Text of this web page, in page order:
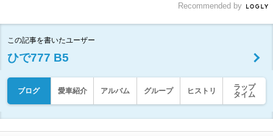
Recommended by
この記事を書いたユーザー
ひで777 B5
ブログ 愛車紹介 アルバム グループ ヒストリ
ラップ
タイム